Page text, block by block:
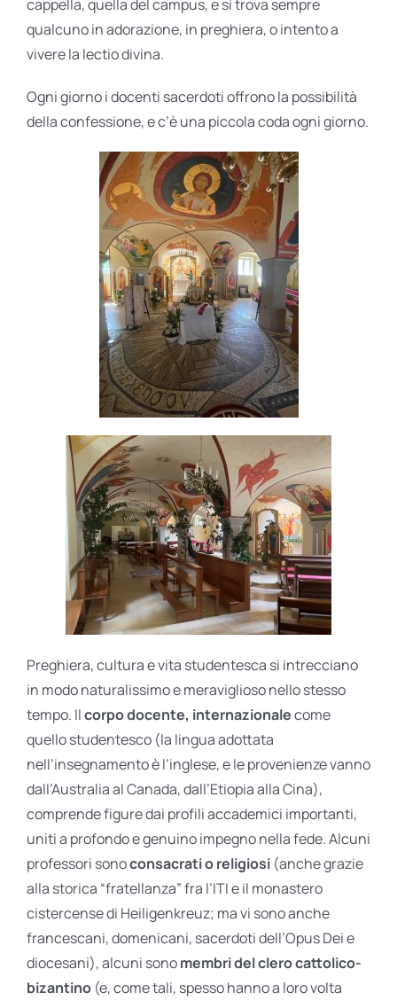
cappella, quella del campus, e si trova sempre
qualcuno in adorazione, in preghiera, o intento a
vivere la lectio divina.
Ogni giorno i docenti sacerdoti offrono la possibilità
della confessione, e c’è una piccola coda ogni giorno.
Preghiera, cultura e vita studentesca si intrecciano
in modo naturalissimo e meraviglioso nello stesso
tempo. Ilcorpo docente, internazionalecome
quello studentesco (la lingua adottata
nell’insegnamento è l’inglese, e le provenienze vanno
dall’Australia al Canada, dall’Etiopia alla Cina),
comprende figure dai profili accademici importanti,
uniti a profondo e genuino impegno nella fede. Alcuni
professori sonoconsacrati o religiosi (anche grazie
alla storica “fratellanza” fra l’ITI e il monastero
cistercense di Heiligenkreuz; ma vi sono anche
francescani, domenicani, sacerdoti dell’Opus Dei e
diocesani), alcuni sonomembri del clero cattolico-
bizantino (e, come tali, spesso hanno a loro volta